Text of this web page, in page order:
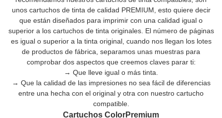
unos cartuchos de tinta de calidad PREMIUM, esto quiere decir
que están diseñados para imprimir con una calidad igual o
superior a los cartuchos de tinta originales. El número de páginas
es igual o superior a la tinta original, cuando nos llegan los lotes
de productos de fábrica, separamos unas muestras para
comprobar dos aspectos que creemos claves parar ti:
→ Que lleve igual o más tinta.
→ Que la calidad de las impresiones no sea fácil de diferencias
entre una hecha con el original y otra con nuestro cartucho
compatible.
Cartuchos ColorPremium